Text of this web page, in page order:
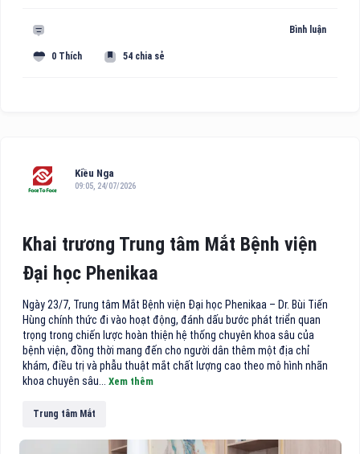
Bình luận
0 Thích 54 chia sẻ
Kiều Nga
09:05, 24/07/2026
Khai trương Trung tâm Mắt Bệnh viện
Đại học Phenikaa
Ngày 23/7, Trung tâm Mắt Bệnh viện Đại học Phenikaa – Dr. Bùi Tiến
Hùng chính thức đi vào hoạt động, đánh dấu bước phát triển quan
trọng trong chiến lược hoàn thiện hệ thống chuyên khoa sâu của
bệnh viện, đồng thời mang đến cho người dân thêm một địa chỉ
khám, điều trị và phẫu thuật mắt chất lượng cao theo mô hình nhãn
khoa chuyên sâu... Xem thêm
Trung tâm Mắt